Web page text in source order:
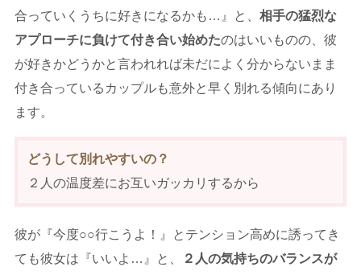
合っていくうちに好きになるかも…』と、 相手の猛烈な
アプローチに負けて付き合い始めたのはいいものの、彼
が好きかどうかと言われれば未だによく分からないまま
付き合っているカップルも意外と早く別れる傾向にあり
ます。
どうして別れやすいの？
２人の温度差にお互いガッカリするから
彼が『今度○○行こうよ！』とテンション高めに誘ってき
ても彼女は『いいよ…』と、
２人の気持ちのバランスが